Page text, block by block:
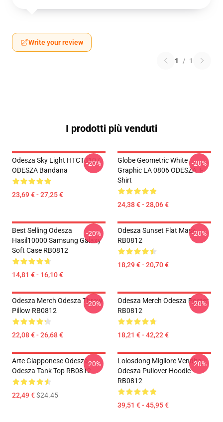
Write your review
1 / 1
I prodotti più venduti
Odesza Sky Light HTCT3107
ODESZA Bandana
23,69 € - 27,25 €
-20%
Globe Geometric White
Graphic LA 0806 ODESZA T-
Shirt
24,38 € - 28,06 €
-20%
Best Selling Odesza
Hasil10000 Samsung Galaxy
Soft Case RB0812
14,81 € - 16,10 €
-20%
Odesza Sunset Flat Mask
RB0812
18,29 € - 20,70 €
-20%
Odesza Merch Odesza Throw
Pillow RB0812
22,08 € - 26,68 €
-20%
Odesza Merch Odesza Poster
RB0812
18,21 € - 42,22 €
-20%
Arte Giapponese Odesza
Odesza Tank Top RB0812
22,49 €$24.45
-20%
Lolosdong Migliore Vendita
Odesza Pullover Hoodie
RB0812
39,51 € - 45,95 €
-20%